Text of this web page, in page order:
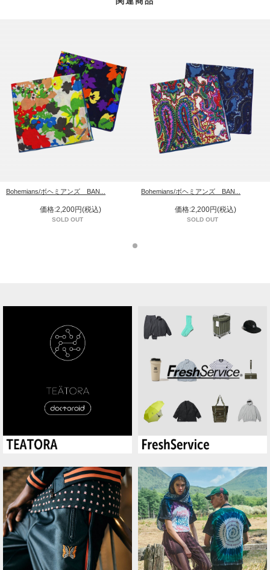
Bohemians/ボヘミアンズ BAN...
価格:2,200円(税込)
SOLD OUT
Bohemians/ボヘミアンズ BAN...
価格:2,200円(税込)
SOLD OUT